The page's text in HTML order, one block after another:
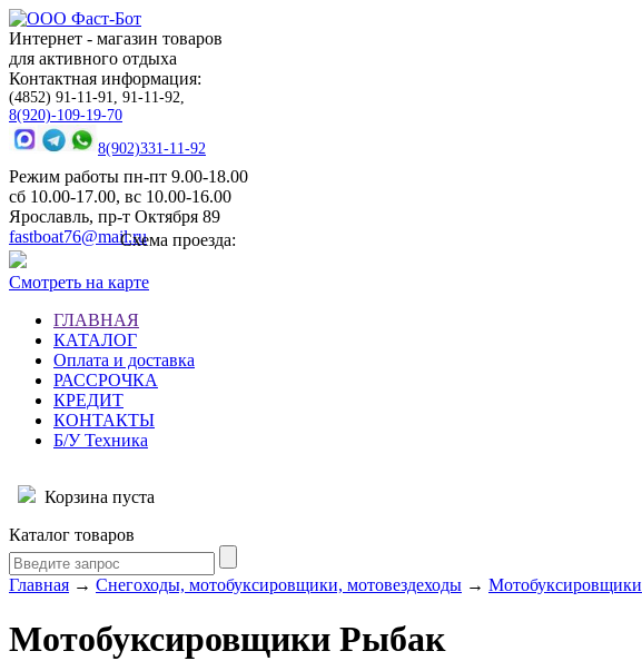
Интернет - магазин товаров
для активного отдыха
Контактная информация:
(4852) 91-11-91, 91-11-92,
8(920)-109-19-70
8(902)331-11-92
Режим работы пн-пт 9.00-18.00
сб 10.00-17.00, вс 10.00-16.00
Ярославль, пр-т Октября 89
fastboat76@mail.ruСхема проезда:
Смотреть на карте
ГЛАВНАЯ
КАТАЛОГ
Оплата и доставка
РАССРОЧКА
КРЕДИТ
КОНТАКТЫ
Б/У Техника
Корзина пуста
Каталог товаров
Главная → Снегоходы, мотобуксировщики, мотовездеходы → Мотобуксировщики
Мотобуксировщики Рыбак